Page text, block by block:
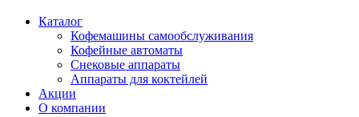
Каталог
Кофемашины самообслуживания
Кофейные автоматы
Снековые аппараты
Аппараты для коктейлей
Акции
О компании